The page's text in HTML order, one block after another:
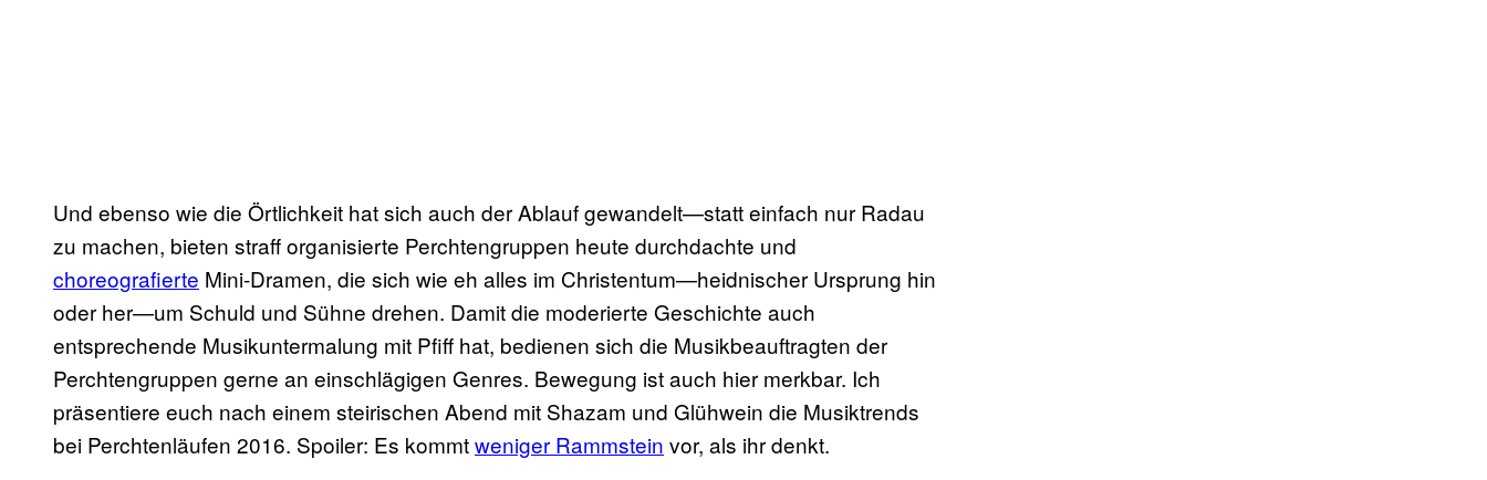
Und ebenso wie die Örtlichkeit hat sich auch der Ablauf gewandelt—statt einfach nur Radau
zu machen, bieten straff organisierte Perchtengruppen heute durchdachte und
choreografierte Mini-Dramen, die sich wie eh alles im Christentum—heidnischer Ursprung hin
oder her—um Schuld und Sühne drehen. Damit die moderierte Geschichte auch
entsprechende Musikuntermalung mit Pfiff hat, bedienen sich die Musikbeauftragten der
Perchtengruppen gerne an einschlägigen Genres. Bewegung ist auch hier merkbar. Ich
präsentiere euch nach einem steirischen Abend mit Shazam und Glühwein die Musiktrends
bei Perchtenläufen 2016. Spoiler: Es kommtweniger Rammstein vor, als ihr denkt.